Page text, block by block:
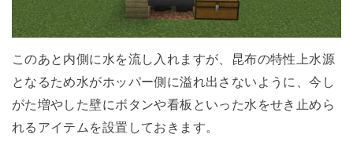
このあと内側に水を流し入れますが、昆布の特性上水源
となるため水がホッパー側に溢れ出さないように、今し
がた増やした壁にボタンや看板といった水をせき止めら
れるアイテムを設置しておきます。